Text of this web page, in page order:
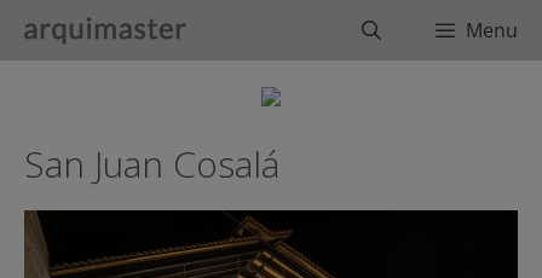
BuscarMenu
San Juan Cosalá